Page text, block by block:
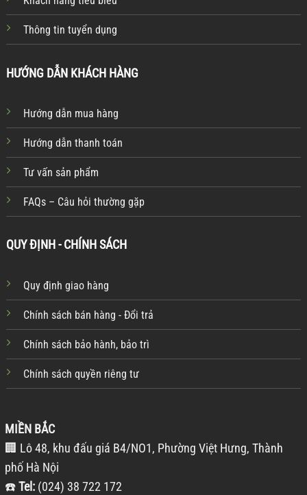
Thông tin tuyển dụng
HƯỚNG DẪN KHÁCH HÀNG
Hướng dẫn mua hàng
Hướng dẫn thanh toán
Tư vấn sản phẩm
FAQs – Câu hỏi thường gặp
QUY ĐỊNH - CHÍNH SÁCH
Quy định giao hàng
Chính sách bán hàng - Đổi trả
Chính sách bảo hành, bảo trì
Chính sách quyền riêng tư
MIỀN BẮC
🏢 Lô 48, khu đấu giá B4/NO1, Phường Việt Hưng, Thành
phố Hà Nội
☎️Tel: (024) 38 722 172